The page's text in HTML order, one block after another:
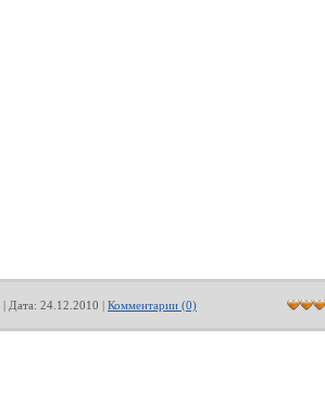
| Дата: 24.12.2010 | Комментарии (0)